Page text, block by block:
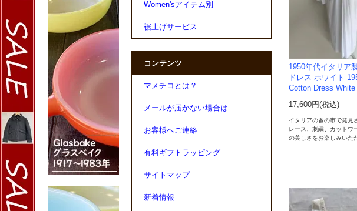
1950年代イタリア
ドレス ホワイト
Cotton Dress White
17,600円(税込)
イタリアの蚤の市で発見
レース、刺繍、カットワ
の美しさをお楽しみいた
Women'sアイテム別
裾上げサービス
コンテンツ
マメチコとは？
メールが届かない場合は
お客様へご連絡
有料ギフトラッピング
サイトマップ
新着情報